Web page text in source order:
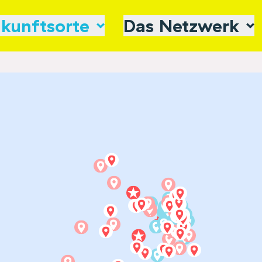
Spenden Alle
Das Netzwerk